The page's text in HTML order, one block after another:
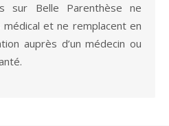
sur Belle Parenthèse ne
et ne remplacent en
auprès d’un médecin ou